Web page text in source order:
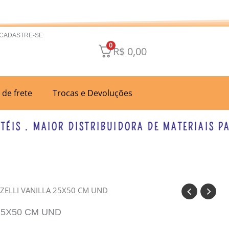
SE
0R$ 0,00
de frete Trocas e Devoluções
DISTRIBUIDORA DE MATERIAIS
VANILLA 25X50 CM UND
CM UND